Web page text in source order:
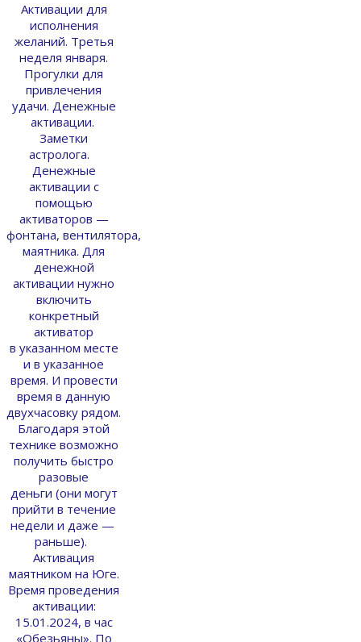
Активации для
исполнения
желаний. Третья
неделя января.
Прогулки для
привлечения
удачи. Денежные
активации.
Заметки
астролога.
Денежные
активации с
помощью
активаторов —
фонтана, вентилятора,
маятника. Для
денежной
активации нужно
включить
конкретный
активатор
в указанном месте
и в указанное
время. И провести
время в данную
двухчасовку рядом.
Благодаря этой
технике возможно
получить быстро
разовые
деньги (они могут
прийти в течение
недели и даже —
раньше).
Активация
маятником на Юге.
Время проведения
активации:
15.01.2024, в час
«Обезьяны». По